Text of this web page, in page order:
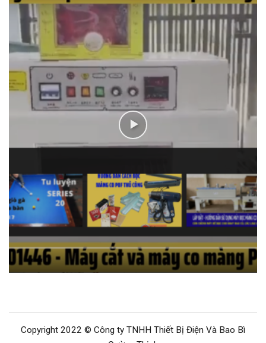
Copyright 2022 © Công ty TNHH Thiết Bị Điện Và Bao Bì